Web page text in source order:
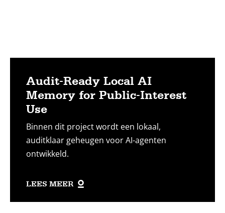
Audit-Ready Local AI
Memory for Public-Interest
Use
Binnen dit project wordt een lokaal,
auditklaar geheugen voor AI-agenten
ontwikkeld.
LEES MEER